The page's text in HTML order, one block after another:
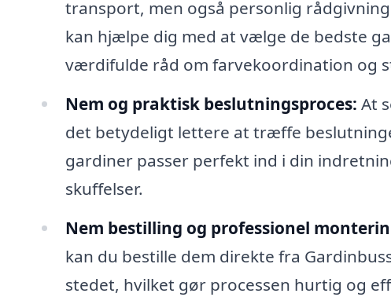
transport, men også personlig
kan hjælpe dig med at vælge de bedste
værdifulde råd om farvekoordination og
Nem og praktisk beslutningsproces: At
det betydeligt lettere at træffe
gardiner passer perfekt ind i din
skuffelser.
Nem bestilling og professionel
kan du bestille dem direkte fra
stedet, hvilket gør processen hurtig og